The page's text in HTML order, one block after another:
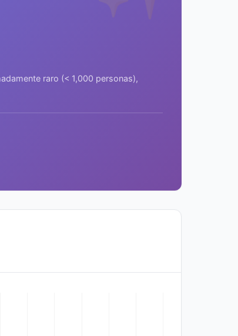
raro (< 1,000 personas),